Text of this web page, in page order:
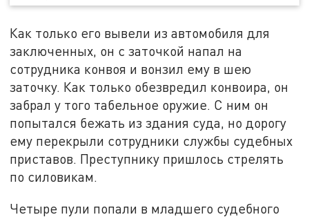
Как только его вывели из автомобиля для
заключенных, он с заточкой напал на
сотрудника конвоя и вонзил ему в шею
заточку. Как только обезвредил конвоира, он
забрал у того табельное оружие. С ним он
попытался бежать из здания суда, но дорогу
ему перекрыли сотрудники службы судебных
приставов. Преступнику пришлось стрелять
по силовикам.
Четыре пули попали в младшего судебного